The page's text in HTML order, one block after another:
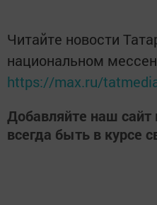
Читайте новости
национальном
https://max.ru/
Добавляйте наш сайт
всегда быть в курсе